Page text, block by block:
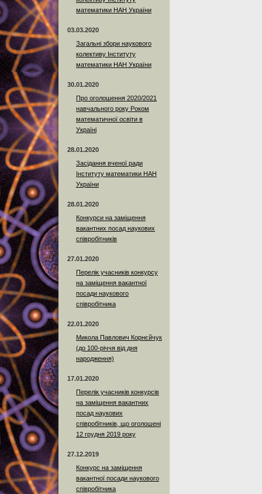
математики НАН України
03.03.2020
Загальні збори наукового
колективу Інституту
математики НАН України
30.01.2020
Про оголошення 2020/2021
навчального року Роком
математичної освіти в
Україні
28.01.2020
Засідання вченої ради
Інституту математики НАН
України
28.01.2020
Конкурси на заміщення
вакантних посад наукових
співробітників
27.01.2020
Перелік учасників конкурсу
на заміщення вакантної
посади наукового
співробітника
22.01.2020
Микола Павлович Корнєйчук
(до 100-річчя від дня
народження)
17.01.2020
Перелік учасників конкурсів
на заміщення вакантних
посад наукових
співробітників, що оголошені
12 грудня 2019 року
27.12.2019
Конкурс на заміщення
вакантної посади наукового
співробітника